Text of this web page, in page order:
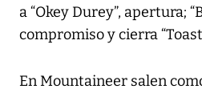
a “Okey Durey”, apertura;
compromiso y cierra
En Mountaineer salen